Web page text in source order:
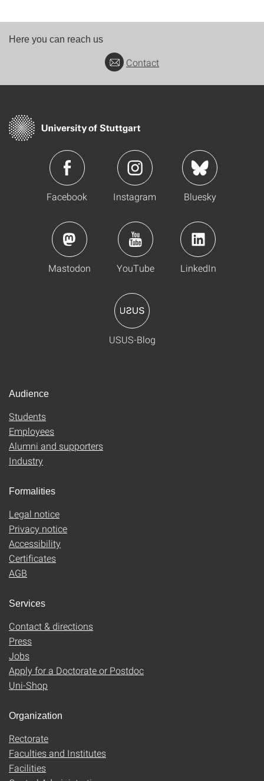
Here you can reach us
Contact
Facebook Instagram Bluesky
Mastodon YouTube LinkedIn
USUS-Blog
Audience
Students
Employees
Alumni and supporters
Industry
Formalities
Legal notice
Privacy notice
Accessibility
Certificates
AGB
Services
Contact & directions
Press
Jobs
Apply for a Doctorate or Postdoc
Uni-Shop
Organization
Rectorate
Faculties and Institutes
Facilities